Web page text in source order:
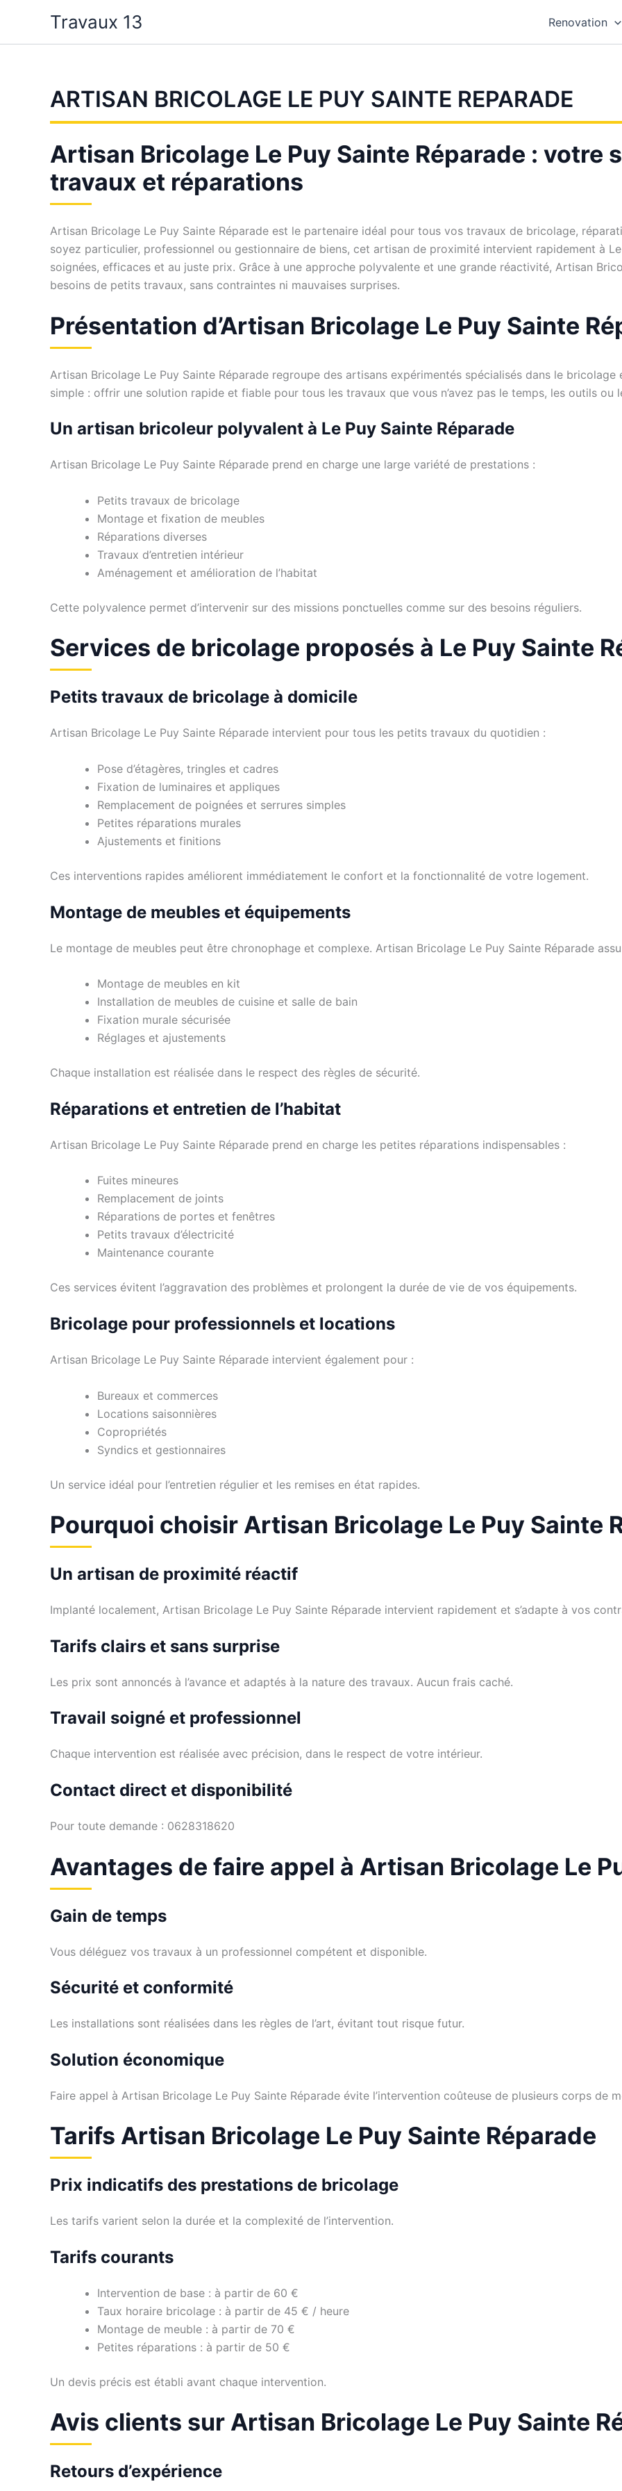
contenu
Travaux 13 Renovation
ARTISAN BRICOLAGE LE PUY SAINTE REPARADE
Artisan Bricolage Le Puy Sainte Réparade : votre
travaux et réparations
Artisan Bricolage Le Puy Sainte Réparade est le partenaire idéal pour tous vos travaux de bricolage,
soyez particulier, professionnel ou gestionnaire de biens, cet artisan de proximité intervient rapidement à
soignées, efficaces et au juste prix. Grâce à une approche polyvalente et une grande réactivité, Artisan
besoins de petits travaux, sans contraintes ni mauvaises surprises.
Présentation d’Artisan Bricolage Le Puy Sainte
Artisan Bricolage Le Puy Sainte Réparade regroupe des artisans expérimentés spécialisés dans le
simple : offrir une solution rapide et fiable pour tous les travaux que vous n’avez pas le temps, les outils ou
Un artisan bricoleur polyvalent à Le Puy Sainte Réparade
Artisan Bricolage Le Puy Sainte Réparade prend en charge une large variété de prestations :
Petits travaux de bricolage
Montage et fixation de meubles
Réparations diverses
Travaux d’entretien intérieur
Aménagement et amélioration de l’habitat
Cette polyvalence permet d’intervenir sur des missions ponctuelles comme sur des besoins réguliers.
Services de bricolage proposés à Le Puy Sainte
Petits travaux de bricolage à domicile
Artisan Bricolage Le Puy Sainte Réparade intervient pour tous les petits travaux du quotidien :
Pose d’étagères, tringles et cadres
Fixation de luminaires et appliques
Remplacement de poignées et serrures simples
Petites réparations murales
Ajustements et finitions
Ces interventions rapides améliorent immédiatement le confort et la fonctionnalité de votre logement.
Montage de meubles et équipements
Le montage de meubles peut être chronophage et complexe. Artisan Bricolage Le Puy Sainte Réparade
Montage de meubles en kit
Installation de meubles de cuisine et salle de bain
Fixation murale sécurisée
Réglages et ajustements
Chaque installation est réalisée dans le respect des règles de sécurité.
Réparations et entretien de l’habitat
Artisan Bricolage Le Puy Sainte Réparade prend en charge les petites réparations indispensables :
Fuites mineures
Remplacement de joints
Réparations de portes et fenêtres
Petits travaux d’électricité
Maintenance courante
Ces services évitent l’aggravation des problèmes et prolongent la durée de vie de vos équipements.
Bricolage pour professionnels et locations
Artisan Bricolage Le Puy Sainte Réparade intervient également pour :
Bureaux et commerces
Locations saisonnières
Copropriétés
Syndics et gestionnaires
Un service idéal pour l’entretien régulier et les remises en état rapides.
Pourquoi choisir Artisan Bricolage Le Puy Sainte
Un artisan de proximité réactif
Implanté localement, Artisan Bricolage Le Puy Sainte Réparade intervient rapidement et s’adapte à vos
Tarifs clairs et sans surprise
Les prix sont annoncés à l’avance et adaptés à la nature des travaux. Aucun frais caché.
Travail soigné et professionnel
Chaque intervention est réalisée avec précision, dans le respect de votre intérieur.
Contact direct et disponibilité
Pour toute demande : 0628318620
Avantages de faire appel à Artisan Bricolage Le
Gain de temps
Vous déléguez vos travaux à un professionnel compétent et disponible.
Sécurité et conformité
Les installations sont réalisées dans les règles de l’art, évitant tout risque futur.
Solution économique
Faire appel à Artisan Bricolage Le Puy Sainte Réparade évite l’intervention coûteuse de plusieurs corps de
Tarifs Artisan Bricolage Le Puy Sainte Réparade
Prix indicatifs des prestations de bricolage
Les tarifs varient selon la durée et la complexité de l’intervention.
Tarifs courants
Intervention de base : à partir de 60 €
Taux horaire bricolage : à partir de 45 € / heure
Montage de meuble : à partir de 70 €
Petites réparations : à partir de 50 €
Un devis précis est établi avant chaque intervention.
Avis clients sur Artisan Bricolage Le Puy Sainte
Retours d’expérience